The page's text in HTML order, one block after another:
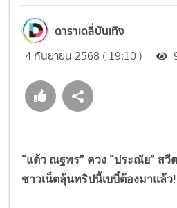
ดาราเดลี่บันเทิง
4 กันยายน 2568 ( 19:10 )
“แต้ว ณฐพร” ควง “ประณัย” ส
ชาวเน็ตลุ้นทริปนี้เบบี๋ต้องมาแล้ว!